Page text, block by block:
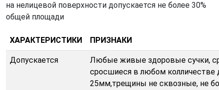
на нелицевой поверхности допускается не более 30%
общей площади
ХАРАКТЕРИСТИКИ ПРИЗНАКИ
Допускается
Любые живые здоровые сучки,
сросшиеся в любом колличестве
25мм,трещины не сквозные, не